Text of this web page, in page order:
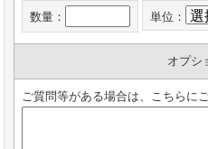
数量： 単位：
オプシ
ご質問等がある場合は、こちらに